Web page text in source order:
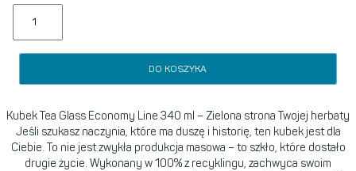
DO KOSZYKA
Kubek Tea Glass Economy Line 340 ml – Zielona strona Twojej herbaty
Jeśli szukasz naczynia, które ma duszę i historię, ten kubek jest dla
Ciebie. To nie jest zwykła produkcja masowa – to szkło, które dostało
drugie życie. Wykonany w 100% z recyklingu, zachwyca swoim